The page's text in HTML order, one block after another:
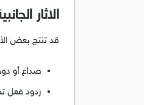
الاثار
قد تنتج بعض
صداع أو
ردود فعل